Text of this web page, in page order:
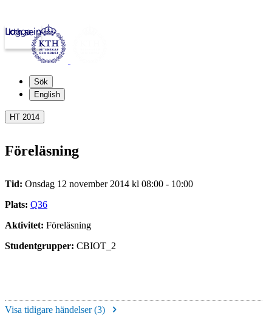
kth.se
Logga in
Sök
English
HT 2014
Föreläsning
Tid: Onsdag 12 november 2014 kl 08:00 - 10:00
Plats: Q36
Aktivitet: Föreläsning
Studentgrupper: CBIOT_2
Visa tidigare händelser (3)